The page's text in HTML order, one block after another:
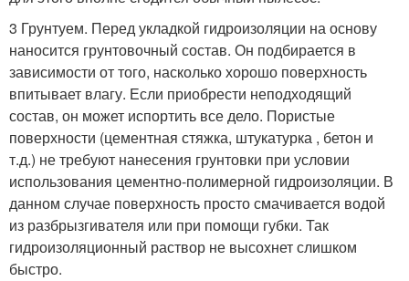
3 Грунтуем. Перед укладкой гидроизоляции на основу
наносится грунтовочный состав. Он подбирается в
зависимости от того, насколько хорошо поверхность
впитывает влагу. Если приобрести неподходящий
состав, он может испортить все дело. Пористые
поверхности (цементная стяжка, штукатурка , бетон и
т.д.) не требуют нанесения грунтовки при условии
использования цементно-полимерной гидроизоляции. В
данном случае поверхность просто смачивается водой
из разбрызгивателя или при помощи губки. Так
гидроизоляционный раствор не высохнет слишком
быстро.